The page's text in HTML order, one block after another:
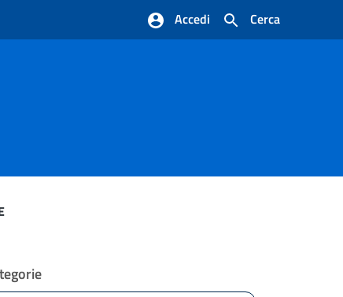
Cerca
Accedi